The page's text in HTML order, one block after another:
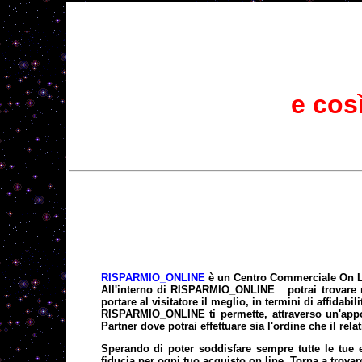
e
RISPARMIO_ONLINE è un Centro Commerciale On
All'interno di RISPARMIO_ONLINE
potrai trovare
portare al visitatore il meglio, in termini di
RISPARMIO_ONLINEti permette, attraverso
Partner dove potrai effettuare sia l'ordine che il
Sperando di poter soddisfare sempre tutte le tue